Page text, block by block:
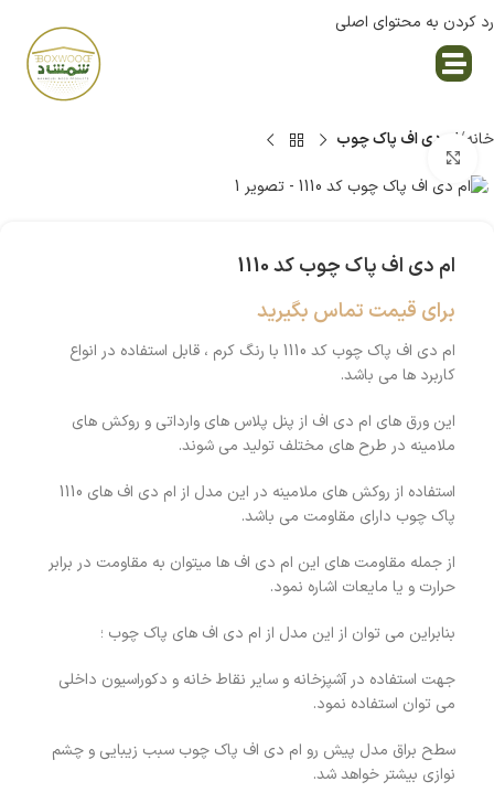
رد کردن به محتوای اصلی
خانه ام دی اف پاک چوب
ام دی اف پاک چوب کد 1110
برای قیمت تماس بگیرید
ام دی اف پاک چوب کد 1110 با رنگ کرم ، قابل استفاده در انواع
کاربرد ها می باشد.
این ورق های ام دی اف از پنل پلاس های وارداتی و روکش های
ملامینه در طرح های مختلف تولید می شوند.
استفاده از روکش های ملامینه در این مدل از ام دی اف های 1110
پاک چوب دارای مقاومت می باشد.
از جمله مقاومت های این ام دی اف ها میتوان به مقاومت در برابر
حرارت و یا مایعات اشاره نمود.
بنابراین می توان از این مدل از ام دی اف های پاک چوب ؛
جهت استفاده در آشپزخانه و سایر نقاط خانه و دکوراسیون داخلی
می توان استفاده نمود.
سطح براق مدل پیش رو ام دی اف پاک چوب سبب زیبایی و چشم
نوازی بیشتر خواهد شد.